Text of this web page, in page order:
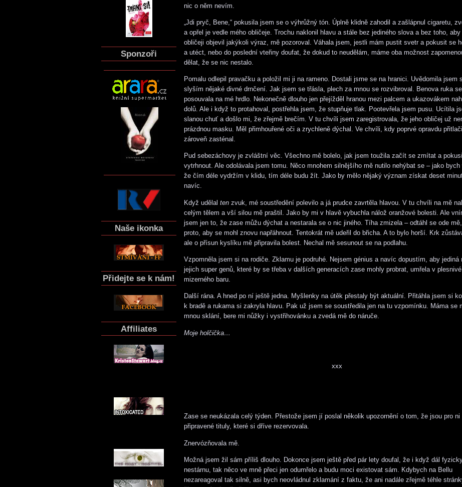
Sponzoři
Naše ikonka
Přidejte se k nám!
Affiliates
nic o něm nevím.
„Jdi pryč, Bene,“ pokusila jsem se o výhrůžný tón. Úplně klidně zahodil a zašlápnul cigaretu,
a opřel je vedle mého obličeje. Trochu naklonil hlavu a stále bez jediného slova a bez toho,
obličeji objevil jakýkoli výraz, mě pozoroval. Váhala jsem, jestli mám pustit svetr a pokusit se
a utéct, nebo do poslední vteřiny doufat, že dokud to neudělám, máme oba možnost
dělat, že se nic nestalo.
Pomalu odlepil pravačku a položil mi ji na rameno. Dostali jsme se na hranici. Uvědomila jsem
slyším nějaké divné drnčení. Jak jsem se třásla, plech za mnou se rozvibroval. Benova ruka
posouvala na mé hrdlo. Nekonečně dlouho jen přejížděl hranou mezi palcem a ukazovákem
dolů. Ale i když to protahoval, postřehla jsem, že stupňuje tlak. Pootevřela jsem pusu. Ucítila
slanou chuť a došlo mi, že zřejmě brečím. V tu chvíli jsem zaregistrovala, že jeho obličej už
prázdnou masku. Měl přimhouřené oči a zrychleně dýchal. Ve chvíli, kdy poprvé opravdu
zároveň zasténal.
Pud sebezáchovy je zvláštní věc. Všechno mě bolelo, jak jsem toužila začít se zmítat a
vytrhnout. Ale odolávala jsem tomu. Něco mnohem silnějšího mě nutilo nehýbat se – jako bych
že čím déle vydržím v klidu, tím déle budu žít. Jako by mělo nějaký význam získat deset
navíc.
Když udělal ten zvuk, mé soustředění polevilo a já prudce zavrtěla hlavou. V tu chvíli na mě
celým tělem a vší silou mě praštil. Jako by mi v hlavě vybuchla nálož oranžové bolesti. Ale
jsem jen to, že zase můžu dýchat a nestarala se o nic jiného. Tíha zmizela – odtáhl se ode
proto, aby se mohl znovu napřáhnout. Tentokrát mě udeřil do břicha. A to bylo horší. Krk
ale o přísun kyslíku mě připravila bolest. Nechal mě sesunout se na podlahu.
Vzpomněla jsem si na rodiče. Zklamu je podruhé. Nejsem génius a navíc dopustím, aby jediná
jejich super genů, které by se třeba v dalších generacích zase mohly probrat, umřela v
mizerného baru.
Další rána. A hned po ní ještě jedna. Myšlenky na útěk přestaly být aktuální. Přitáhla jsem si
k bradě a rukama si zakryla hlavu. Pak už jsem se soustředila jen na tu vzpomínku. Máma se
mnou sklání, bere mi nůžky i vystřihovánku a zvedá mě do náruče.
Moje holčička…
xxx
Zase se neukázala celý týden. Přestože jsem jí poslal několik upozornění o tom, že jsou pro ni
připravené tituly, které si dříve rezervovala.
Znervózňovala mě.
Možná jsem žil sám příliš dlouho. Dokonce jsem ještě před pár lety doufal, že i když dál
nestárnu, tak něco ve mně přeci jen odumřelo a budu moci existovat sám. Kdybych na Bellu
nezareagoval tak silně, asi bych neovládnul zklamání z faktu, že ani nadále zřejmě téhle